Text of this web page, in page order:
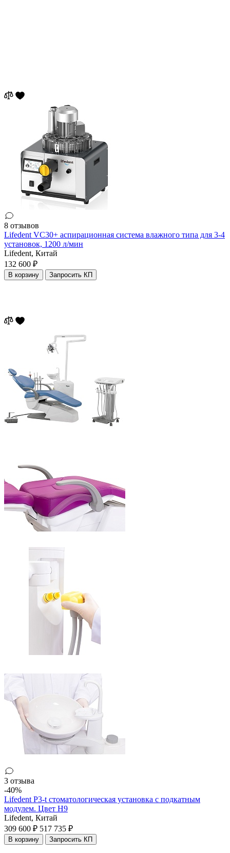
8 отзывов
Lifedent VC30+ аспирационная система влажного типа для 3-4
установок, 1200 л/мин
Lifedent, Китай
132 600 ₽
В корзину Запросить КП
3 отзыва
-40%
Lifedent P3-t стоматологическая установка с подкатным
модулем. Цвет H9
Lifedent, Китай
309 600 ₽ 517 735 ₽
В корзину Запросить КП